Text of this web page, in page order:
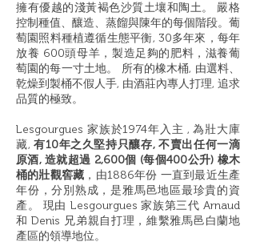
擁有優越的淺黃褐色沙質土壤和陶土。 嚴格
控制種值、釀造、蒸餾與陳年的每個階段。葡
萄園照料種植遵循生態平衡, 30多年來，每年
放養 600頭母羊，製造足夠的肥料，滋養葡
萄園的每一寸土地。 所有的橡木桶, 由選料、
乾燥到製桶不假人手, 由酒莊內專人打理, 追求
品質的極致。
Lesgourgues 家族於1974年入主 , 為壯大庫
藏,有10年之久堅持只釀存, 不賣出任何一滴
原酒, 造就超過 2,600個 (每個400公升) 橡木
桶的壯觀窖藏 ，由1886年份 一直到最近生產
年份，分別熟成，是雅馬邑地區最珍貴的資
產。 現由 Lesgourgues 家族第三代 Arnaud
和 Denis 兄弟親自打理，維繫雅馬邑白蘭地
產區的領導地位。